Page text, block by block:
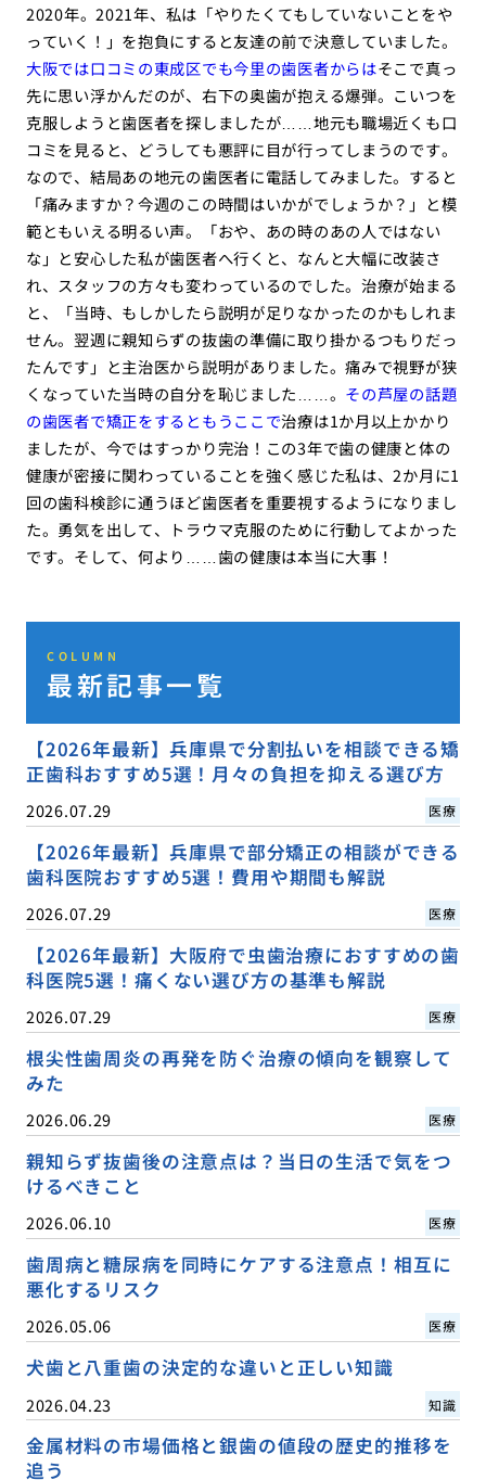
2020年。2021年、私は「やりたくてもしていないことをや
っていく！」を抱負にすると友達の前で決意していました。
大阪では口コミの東成区でも今里の歯医者からはそこで真っ
先に思い浮かんだのが、右下の奥歯が抱える爆弾。こいつを
克服しようと歯医者を探しましたが……地元も職場近くも口
コミを見ると、どうしても悪評に目が行ってしまうのです。
なので、結局あの地元の歯医者に電話してみました。すると
「痛みますか？今週のこの時間はいかがでしょうか？」と模
範ともいえる明るい声。「おや、あの時のあの人ではない
な」と安心した私が歯医者へ行くと、なんと大幅に改装さ
れ、スタッフの方々も変わっているのでした。治療が始まる
と、「当時、もしかしたら説明が足りなかったのかもしれま
せん。翌週に親知らずの抜歯の準備に取り掛かるつもりだっ
たんです」と主治医から説明がありました。痛みで視野が狭
くなっていた当時の自分を恥じました……。 その芦屋の話題
の歯医者で矯正をするともうここで治療は1か月以上かかり
ましたが、今ではすっかり完治！この3年で歯の健康と体の
健康が密接に関わっていることを強く感じた私は、2か月に1
回の歯科検診に通うほど歯医者を重要視するようになりまし
た。勇気を出して、トラウマ克服のために行動してよかった
です。そして、何より……歯の健康は本当に大事！
COLUMN
最新記事一覧
【2026年最新】兵庫県で分割払いを相談できる矯
正歯科おすすめ5選！月々の負担を抑える選び方
2026.07.29 医療
【2026年最新】兵庫県で部分矯正の相談ができる
歯科医院おすすめ5選！費用や期間も解説
2026.07.29 医療
【2026年最新】大阪府で虫歯治療におすすめの歯
科医院5選！痛くない選び方の基準も解説
2026.07.29 医療
根尖性歯周炎の再発を防ぐ治療の傾向を観察して
みた
2026.06.29 医療
親知らず抜歯後の注意点は？当日の生活で気をつ
けるべきこと
2026.06.10 医療
歯周病と糖尿病を同時にケアする注意点！相互に
悪化するリスク
2026.05.06 医療
犬歯と八重歯の決定的な違いと正しい知識
2026.04.23 知識
金属材料の市場価格と銀歯の値段の歴史的推移を
追う